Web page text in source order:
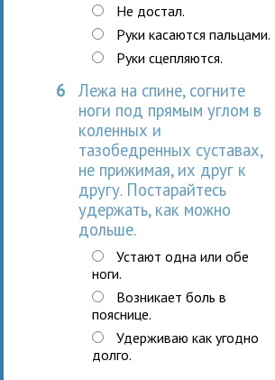
Не достал.
Руки касаются пальцами.
Руки сцепляются.
6
Лежа на спине, согните
ноги под прямым углом в
коленных и
тазобедренных суставах,
не прижимая, их друг к
другу. Постарайтесь
удержать, как можно
дольше.
Устают одна или обе
ноги.
Возникает боль в
пояснице.
Удерживаю как угодно
долго.